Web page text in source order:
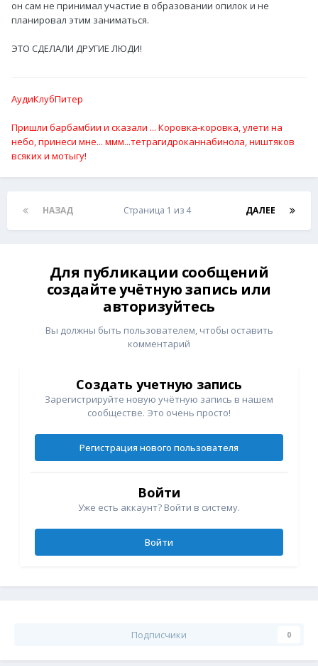
он сам не принимал участие в образовании опилок и не
планировал этим заниматься.
ЭТО СДЕЛАЛИ ДРУГИЕ ЛЮДИ!
АудиКлубПитер
Пришли барбамбии и сказали ... Коровка-коровка, улети на
небо, принеси мне... ммм...тетрагидроканнабинола, ништяков
всяких и мотыгу!
НАЗАД ДАЛЕЕ
Страница 1 из 4
Для публикации сообщений
создайте учётную запись или
авторизуйтесь
Вы должны быть пользователем, чтобы оставить
комментарий
Создать учетную запись
Зарегистрируйте новую учётную запись в нашем
сообществе. Это очень просто!
Регистрация нового пользователя
Войти
Уже есть аккаунт? Войти в систему.
Войти
Подписчики 0